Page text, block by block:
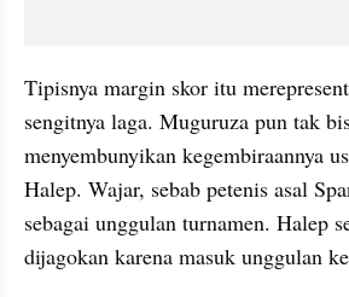
Tipisnya margin skor itu
sengitnya laga. Muguruza pun tak
menyembunyikan kegembiraannya
Halep. Wajar, sebab petenis asal
sebagai unggulan turnamen. Halep
dijagokan karena masuk unggulan